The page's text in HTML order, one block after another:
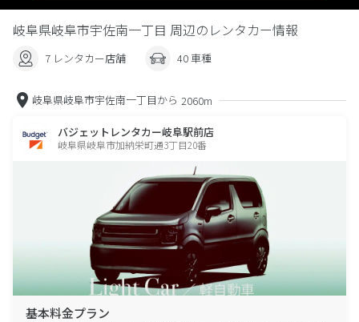
岐阜県岐阜市宇佐南一丁目 周辺のレンタカー情報
7 レンタカー店舗 40 車種
岐阜県岐阜市宇佐南一丁目から 2060m
バジェットレンタカー岐阜駅前店
岐阜県岐阜市加納栄町通3丁目20番
基本料金プラン